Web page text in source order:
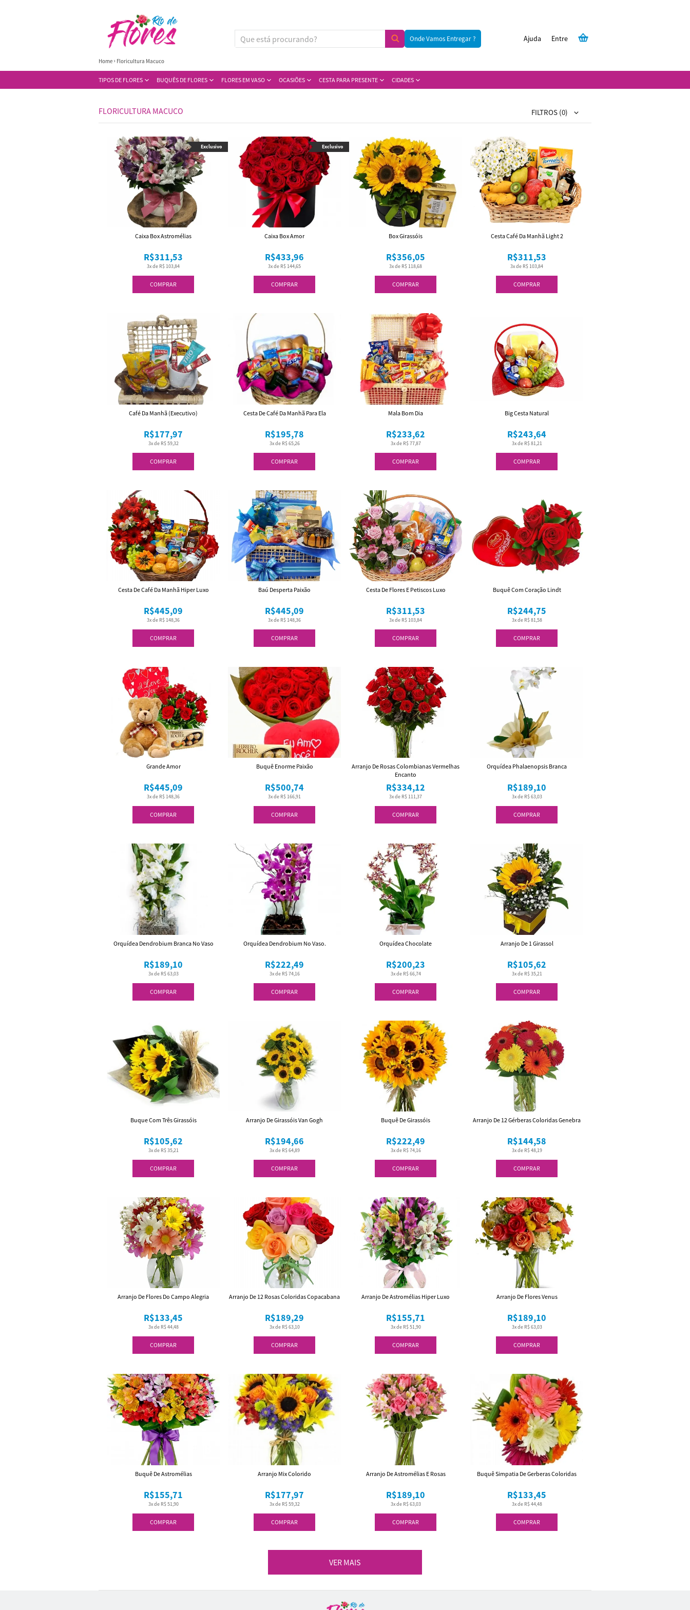
Onde Vamos Entregar ? Entre
Ajuda
TIPOS DE FLORES BUQUÊS DE FLORES FLORES EM VASO OCASIÕES CESTA PARA PRESENTE CIDADES
Home Floricultura Macuco
FLORICULTURA MACUCO FILTROS (0)
COMPRAR
3x de R$ 103,84
R$311,53
Caixa Box Astromélias
Exclusivo
COMPRAR
3x de R$ 144,65
R$433,96
Caixa Box Amor
Exclusivo
COMPRAR
3x de R$ 118,68
R$356,05
Box Girassóis
COMPRAR
3x de R$ 103,84
R$311,53
Cesta Café Da Manhã Light 2
COMPRAR
3x de R$ 59,32
R$177,97
Café Da Manhã (Executivo)
COMPRAR
3x de R$ 65,26
R$195,78
Cesta De Café Da Manhã Para Ela
COMPRAR
3x de R$ 77,87
R$233,62
Mala Bom Dia
COMPRAR
3x de R$ 81,21
R$243,64
Big Cesta Natural
COMPRAR
3x de R$ 148,36
R$445,09
Cesta De Café Da Manhã Hiper Luxo
COMPRAR
3x de R$ 148,36
R$445,09
Baú Desperta Paixão
COMPRAR
3x de R$ 103,84
R$311,53
Cesta De Flores E Petiscos Luxo
COMPRAR
3x de R$ 81,58
R$244,75
Buquê Com Coração Lindt
COMPRAR
3x de R$ 148,36
R$445,09
Grande Amor
COMPRAR
3x de R$ 166,91
R$500,74
Buquê Enorme Paixão
COMPRAR
3x de R$ 111,37
R$334,12
Arranjo De Rosas Colombianas Vermelhas
Encanto
COMPRAR
3x de R$ 63,03
R$189,10
Orquídea Phalaenopsis Branca
COMPRAR
3x de R$ 63,03
R$189,10
Orquídea Dendrobium Branca No Vaso
COMPRAR
3x de R$ 74,16
R$222,49
Orquídea Dendrobium No Vaso.
COMPRAR
3x de R$ 66,74
R$200,23
Orquídea Chocolate
COMPRAR
3x de R$ 35,21
R$105,62
Arranjo De 1 Girassol
COMPRAR
3x de R$ 35,21
R$105,62
Buque Com Três Girassóis
COMPRAR
3x de R$ 64,89
R$194,66
Arranjo De Girassóis Van Gogh
COMPRAR
3x de R$ 74,16
R$222,49
Buquê De Girassóis
COMPRAR
3x de R$ 48,19
R$144,58
Arranjo De 12 Gérberas Coloridas Genebra
COMPRAR
3x de R$ 44,48
R$133,45
Arranjo De Flores Do Campo Alegria
COMPRAR
3x de R$ 63,10
R$189,29
Arranjo De 12 Rosas Coloridas Copacabana
COMPRAR
3x de R$ 51,90
R$155,71
Arranjo De Astromélias Hiper Luxo
COMPRAR
3x de R$ 63,03
R$189,10
Arranjo De Flores Venus
COMPRAR
3x de R$ 51,90
R$155,71
Buquê De Astromélias
COMPRAR
3x de R$ 59,32
R$177,97
Arranjo Mix Colorido
COMPRAR
3x de R$ 63,03
R$189,10
Arranjo De Astromélias E Rosas
COMPRAR
3x de R$ 44,48
R$133,45
Buquê Simpatia De Gerberas Coloridas
VER MAIS